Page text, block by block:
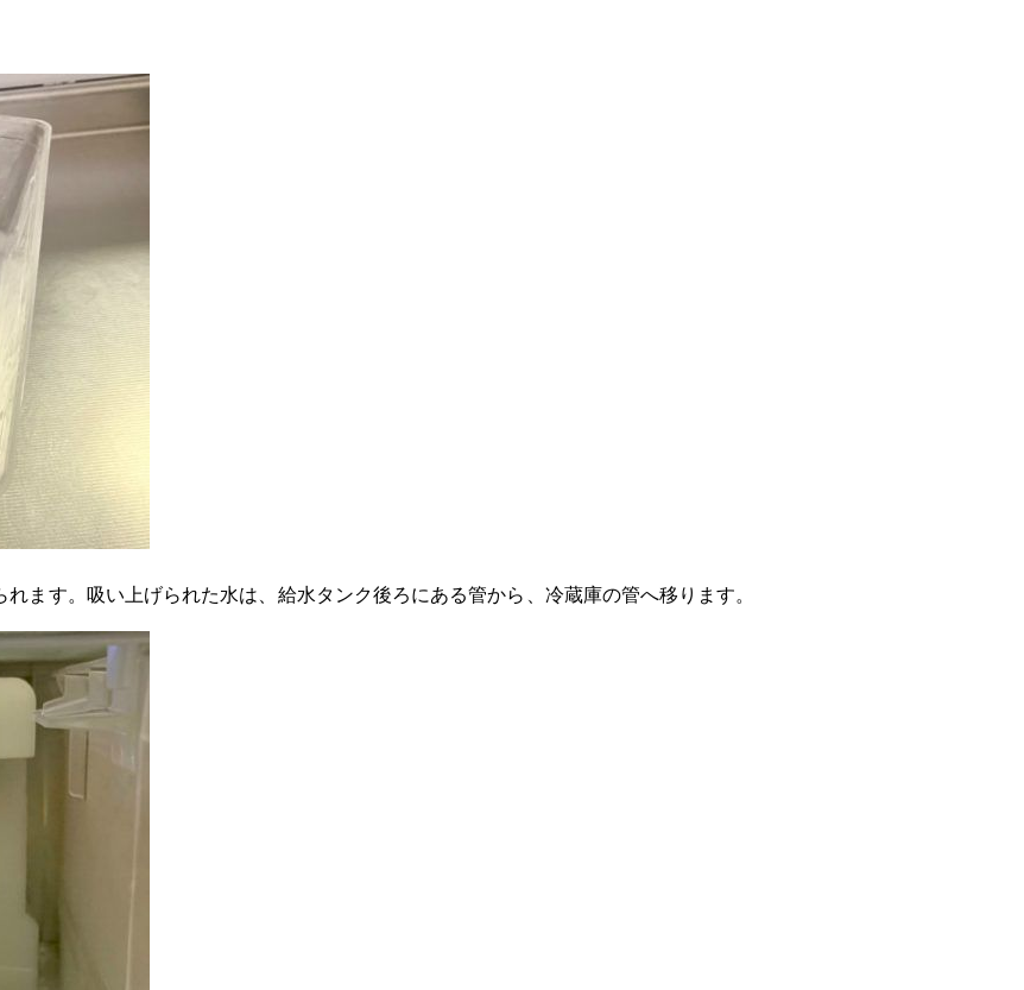
ます。吸い上げられた水は、給水タンク後ろにある管から、冷蔵庫の管へ移ります。